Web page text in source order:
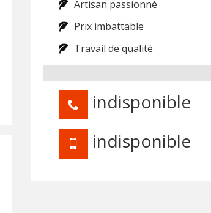
Artisan passionné
Prix imbattable
Travail de qualité
indisponible
indisponible